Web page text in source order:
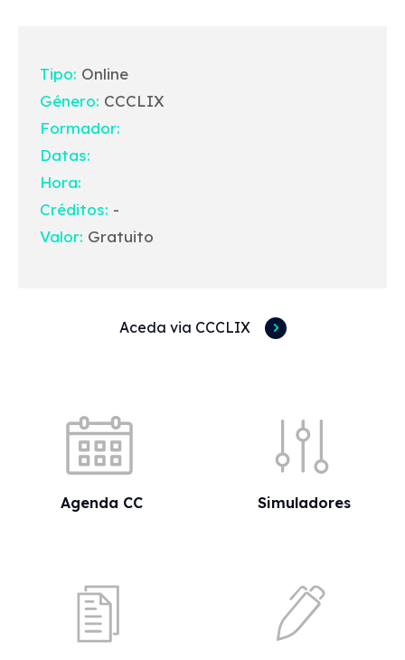
Tipo: Online
Género: CCCLIX
Formador:
Datas:
Hora:
Créditos: -
Valor: Gratuito
Aceda via CCCLIX
Agenda CC Simuladores